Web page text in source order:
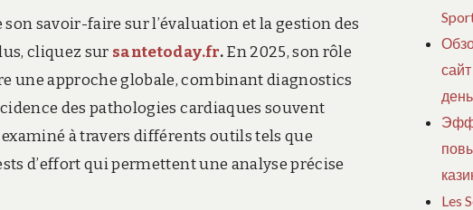
savoir-faire sur l’évaluation et la gestion des
cliquez sur santetoday.fr.En 2025, son rôle
une approche globale, combinant diagnostics
des pathologies cardiaques souvent
à travers différents outils tels que
d’effort qui permettent une analyse précise
Les